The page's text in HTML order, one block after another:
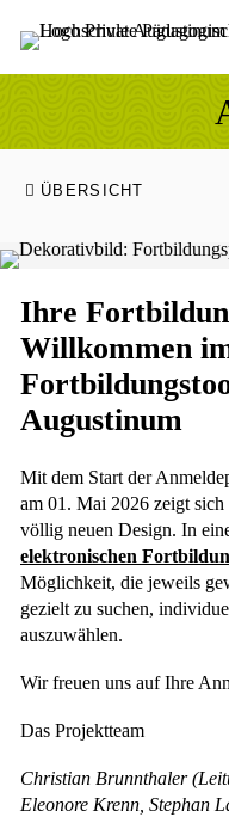
Sprung zum
Sprung zur
ÜBERSICHT
Ihre
Willkommen
Augustinum
Mit dem Start der
am 01. Mai 2026 zeigt
völlig neuen Design. In
elektronischen
Möglichkeit, die jeweils
gezielt zu suchen,
auszuwählen.
Wir freuen uns auf Ihre
Das Projektteam
Christian Brunnthaler
Eleonore Krenn, Stephan